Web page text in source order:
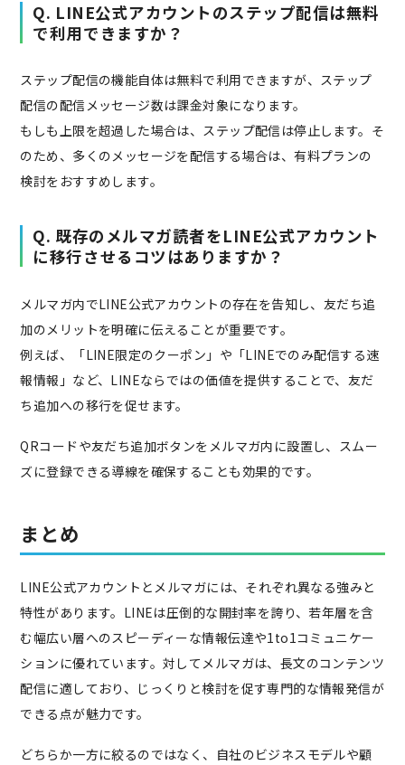
Q. LINE公式アカウントのステップ配信は無料
で利用できますか？
ステップ配信の機能自体は無料で利用できますが、ステップ
配信の配信メッセージ数は課金対象になります。
もしも上限を超過した場合は、ステップ配信は停止します。そ
のため、多くのメッセージを配信する場合は、有料プランの
検討をおすすめします。
Q. 既存のメルマガ読者をLINE公式アカウント
に移行させるコツはありますか？
メルマガ内でLINE公式アカウントの存在を告知し、友だち追
加のメリットを明確に伝えることが重要です。
例えば、「LINE限定のクーポン」や「LINEでのみ配信する速
報情報」など、LINEならではの価値を提供することで、友だ
ち追加への移行を促せます。
QRコードや友だち追加ボタンをメルマガ内に設置し、スムー
ズに登録できる導線を確保することも効果的です。
まとめ
LINE公式アカウントとメルマガには、それぞれ異なる強みと
特性があります。LINEは圧倒的な開封率を誇り、若年層を含
む幅広い層へのスピーディーな情報伝達や1to1コミュニケー
ションに優れています。対してメルマガは、長文のコンテンツ
配信に適しており、じっくりと検討を促す専門的な情報発信が
できる点が魅力です。
どちらか一方に絞るのではなく、自社のビジネスモデルや顧